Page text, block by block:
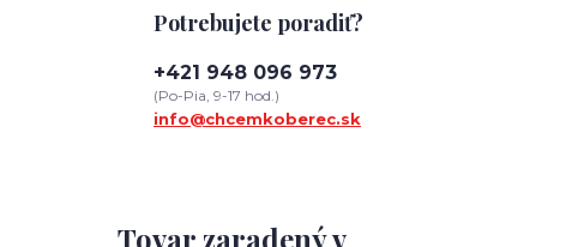
Tovar zaradený v
Potrebujete poradiť?
+421 948 096 973
(Po-Pia, 9-17 hod.)
info@chcemkoberec.sk